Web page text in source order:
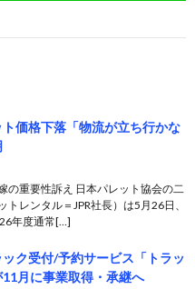
ト価格下落「物流が立ち行かな
の重要性訴え 日本パレット協会の二
レンタル＝JPR社長）は5月26日、
年度通常[…]
ク受付/予約サービス「トラッ
月に事業取得・承継へ